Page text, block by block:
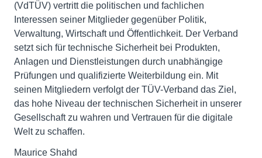
(VdTÜV) vertritt die politischen und fachlichen
Interessen seiner Mitglieder gegenüber Politik,
Verwaltung, Wirtschaft und Öffentlichkeit. Der Verband
setzt sich für technische Sicherheit bei Produkten,
Anlagen und Dienstleistungen durch unabhängige
Prüfungen und qualifizierte Weiterbildung ein. Mit
seinen Mitgliedern verfolgt der TÜV-Verband das Ziel,
das hohe Niveau der technischen Sicherheit in unserer
Gesellschaft zu wahren und Vertrauen für die digitale
Welt zu schaffen.
Maurice Shahd